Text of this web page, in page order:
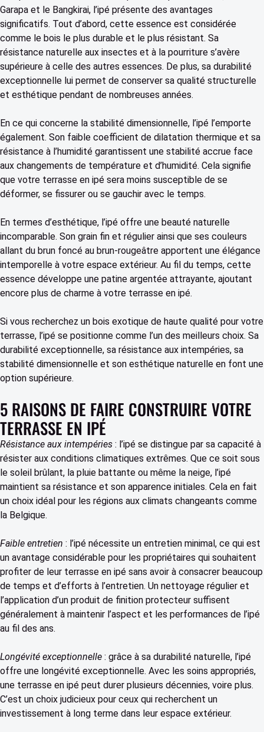
Garapa et le Bangkirai, l’ipé présente des avantages
significatifs. Tout d’abord, cette essence est considérée
comme le bois le plus durable et le plus résistant. Sa
résistance naturelle aux insectes et à la pourriture s’avère
supérieure à celle des autres essences. De plus, sa durabilité
exceptionnelle lui permet de conserver sa qualité structurelle
et esthétique pendant de nombreuses années.
En ce qui concerne la stabilité dimensionnelle, l’ipé l’emporte
également. Son faible coefficient de dilatation thermique et sa
résistance à l’humidité garantissent une stabilité accrue face
aux changements de température et d’humidité. Cela signifie
que votre terrasse en ipé sera moins susceptible de se
déformer, se fissurer ou se gauchir avec le temps.
En termes d’esthétique, l’ipé offre une beauté naturelle
incomparable. Son grain fin et régulier ainsi que ses couleurs
allant du brun foncé au brun-rougeâtre apportent une élégance
intemporelle à votre espace extérieur. Au fil du temps, cette
essence développe une patine argentée attrayante, ajoutant
encore plus de charme à votre terrasse en ipé.
Si vous recherchez un bois exotique de haute qualité pour votre
terrasse, l’ipé se positionne comme l’un des meilleurs choix. Sa
durabilité exceptionnelle, sa résistance aux intempéries, sa
stabilité dimensionnelle et son esthétique naturelle en font une
option supérieure.
5 RAISONS DE FAIRE CONSTRUIRE VOTRE
TERRASSE EN IPÉ
Résistance aux intempéries : l’ipé se distingue par sa capacité à
résister aux conditions climatiques extrêmes. Que ce soit sous
le soleil brûlant, la pluie battante ou même la neige, l’ipé
maintient sa résistance et son apparence initiales. Cela en fait
un choix idéal pour les régions aux climats changeants comme
la Belgique.
Faible entretien : l’ipé nécessite un entretien minimal, ce qui est
un avantage considérable pour les propriétaires qui souhaitent
profiter de leur terrasse en ipé sans avoir à consacrer beaucoup
de temps et d’efforts à l’entretien. Un nettoyage régulier et
l’application d’un produit de finition protecteur suffisent
généralement à maintenir l’aspect et les performances de l’ipé
au fil des ans.
Longévité exceptionnelle : grâce à sa durabilité naturelle, l’ipé
offre une longévité exceptionnelle. Avec les soins appropriés,
une terrasse en ipé peut durer plusieurs décennies, voire plus.
C’est un choix judicieux pour ceux qui recherchent un
investissement à long terme dans leur espace extérieur.